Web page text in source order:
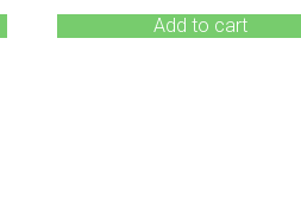
Add to cart